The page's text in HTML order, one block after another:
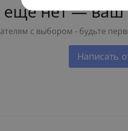
ещё нет — ваш
с выбором - будьте
Написать